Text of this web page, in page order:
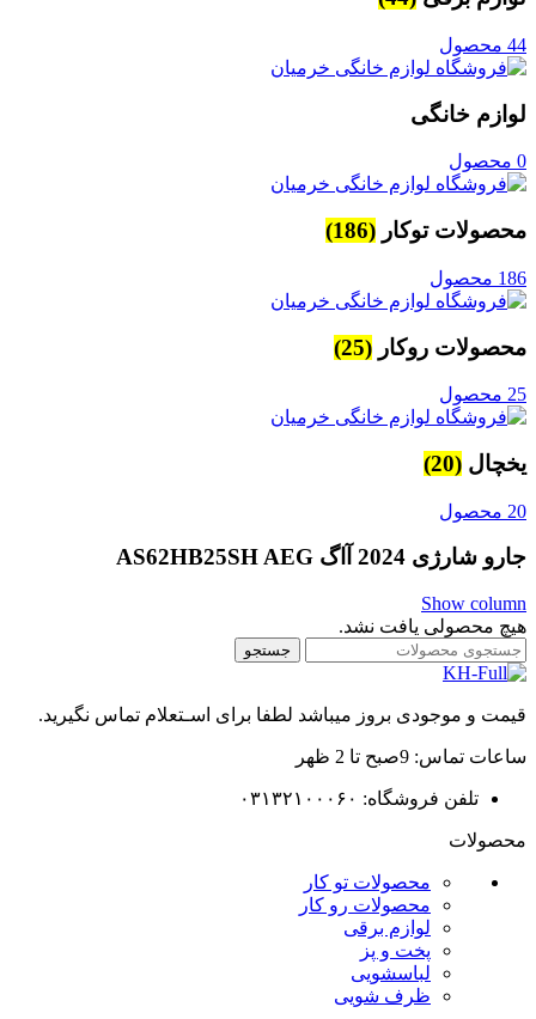
44 محصول
لوازم خانگی
0 محصول
محصولات توکار (186)
186 محصول
محصولات روکار (25)
25 محصول
یخچال (20)
20 محصول
جارو شارژی 2024 آاگ AS62HB25SH AEG
Show column
هیچ محصولی یافت نشد.
جستجو
قیمت و موجودی بروز میباشد لطفا برای اسـتعلام تماس نگیرید.
ساعات تماس: 9صبح تا 2 ظهر
تلفن فروشگاه: ۰۳۱۳۲۱۰۰۰۶۰
محصولات
محصولات تو کار
محصولات رو کار
لوازم برقی
پخت و پز
لباسشویی
ظرف شویی